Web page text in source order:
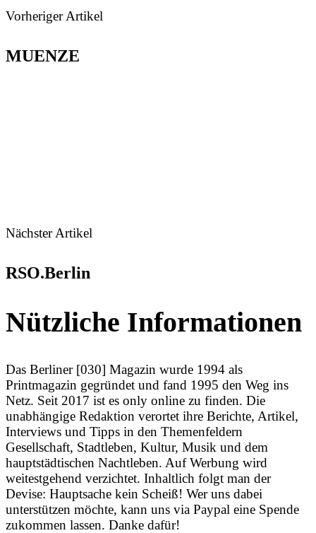
Vorheriger Artikel
MUENZE
Nächster Artikel
RSO.Berlin
Nützliche Informationen
Das Berliner [030] Magazin wurde 1994 als
Printmagazin gegründet und fand 1995 den Weg ins
Netz. Seit 2017 ist es only online zu finden. Die
unabhängige Redaktion verortet ihre Berichte, Artikel,
Interviews und Tipps in den Themenfeldern
Gesellschaft, Stadtleben, Kultur, Musik und dem
hauptstädtischen Nachtleben. Auf Werbung wird
weitestgehend verzichtet. Inhaltlich folgt man der
Devise: Hauptsache kein Scheiß! Wer uns dabei
unterstützen möchte, kann uns via Paypal eine Spende
zukommen lassen. Danke dafür!